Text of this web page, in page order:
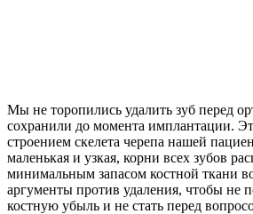
Мы не торопились удалить зуб перед
сохранили до момента имплантации.
строением скелета черепа нашей
маленькая и узкая, корни всех зубов
минимальным запасом костной ткани
аргументы против удаления, чтобы не
костную убыль и не стать перед